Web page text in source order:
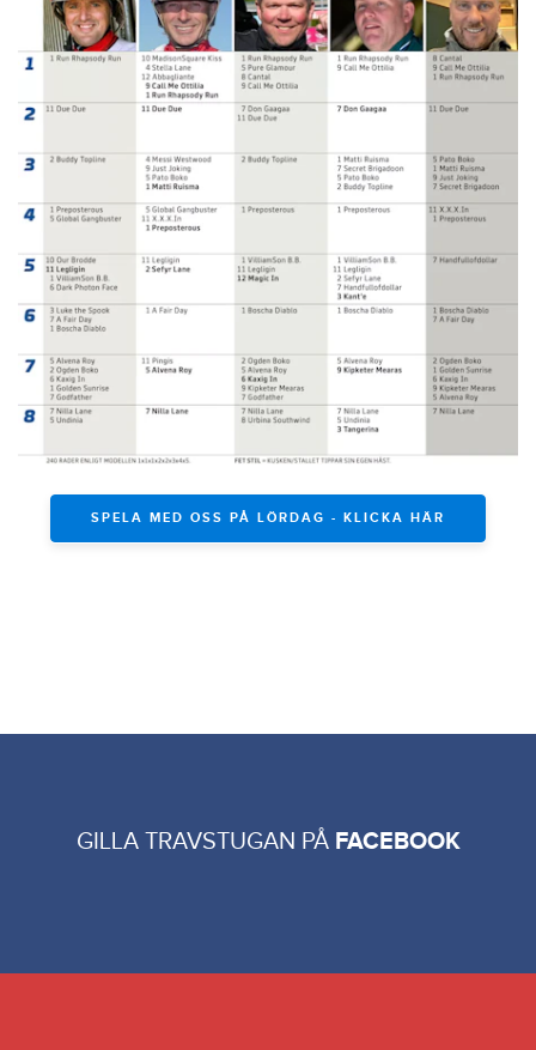
SPELA MED OSS PÅ LÖRDAG - KLICKA HÄR
GILLA TRAVSTUGAN PÅ FACEBOOK